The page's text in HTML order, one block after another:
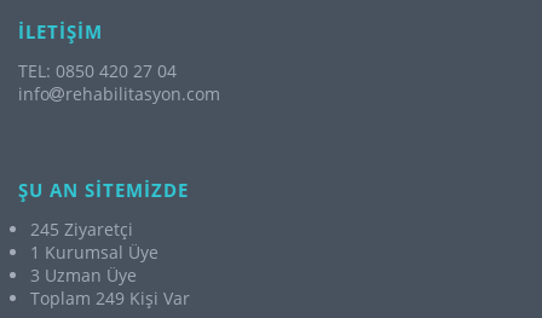
İLETİŞİM
TEL: 0850 420 27 04
info
rehabilitasyon.com
ŞU AN SİTEMİZDE
245 Ziyaretçi
1 Kurumsal Üye
3 Uzman Üye
Toplam 249 Kişi Var